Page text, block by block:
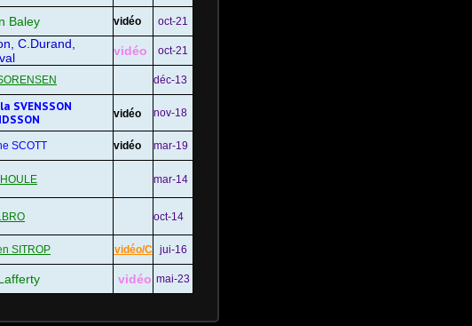
Baley vidéo oct-21
C.Durand,
vidéo oct-21
déc-13
SVENSSON
vidéo nov-18
SCOTT vidéo mar-19
mar-14
oct-14
SITROP vidéo/C jui-16
vidéo mai-23